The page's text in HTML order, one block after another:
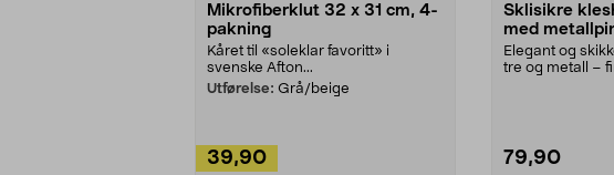
Mikrofiberklut 32 x 31 cm, 4-
pakning
Kåret til «soleklar favoritt» i
svenske Afton...
Utførelse: Grå/beige
39,90
Sklisikre
med
Elegant og
tre og metall –
79,90